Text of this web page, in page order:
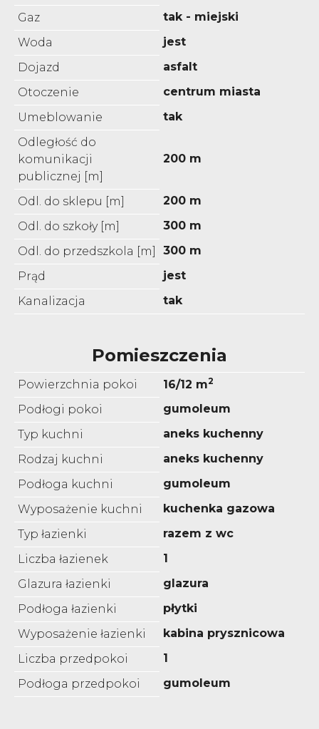
Gaz
tak - miejski
Woda
jest
Dojazd
asfalt
Otoczenie
centrum miasta
Umeblowanie
tak
Odległość do
komunikacji
publicznej [m]
200 m
Odl. do sklepu [m]
200 m
Odl. do szkoły [m]
300 m
Odl. do przedszkola [m]
300 m
Prąd
jest
Kanalizacja
tak
Pomieszczenia
Powierzchnia pokoi 16/12 m2
Podłogi pokoi
gumoleum
Typ kuchni
aneks kuchenny
Rodzaj kuchni
aneks kuchenny
Podłoga kuchni
gumoleum
Wyposażenie kuchni
kuchenka gazowa
Typ łazienki
razem z wc
Liczba łazienek
1
Glazura łazienki
glazura
Podłoga łazienki
płytki
Wyposażenie łazienki
kabina prysznicowa
Liczba przedpokoi
1
Podłoga przedpokoi
gumoleum